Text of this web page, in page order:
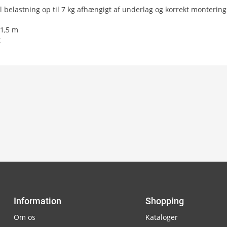
belastning op til 7 kg afhængigt af underlag og korrekt
m
Information
Om os
Shopping
Kataloger